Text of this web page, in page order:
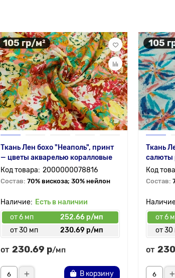
105 гр/м²
Ткань Лен бохо "Неаполь", принт
— цветы акварелью коралловые
2000000078816
Состав: 70% вискоза; 30% нейлон
Есть в наличии
от 6 мп
252.66 р/мп
от 30 мп
230.69 р/мп
от 230.69 р/мп
В корзину
105
Ткань
салюты
Состав:
от 6
от 30
от